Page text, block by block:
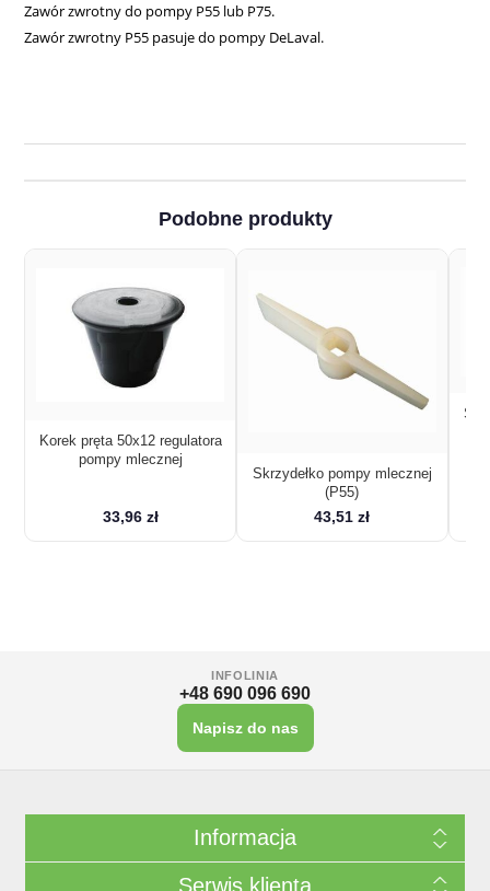
Zawór zwrotny do pompy P55 lub P75.
Zawór zwrotny P55 pasuje do pompy DeLaval.
Podobne produkty
Korek pręta 50x12 regulatora
pompy mlecznej
33,96 zł
Skrzydełko pompy mlecznej
(P55)
43,51 zł
INFOLINIA
+48 690 096 690
Napisz do nas
Informacja
Serwis klienta